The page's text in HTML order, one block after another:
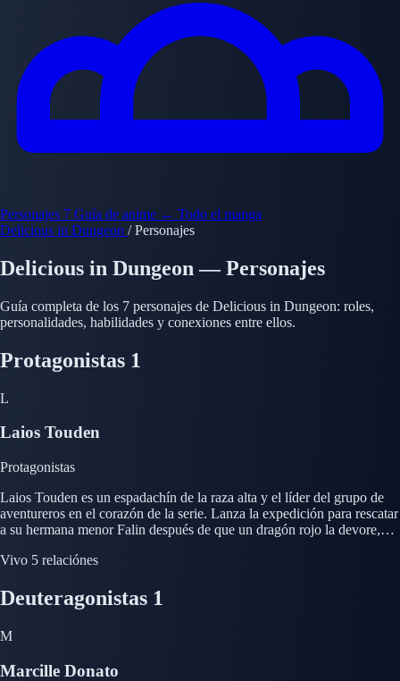
Personajes 7 Guía de anime ← Todo el manga
Delicious in Dungeon / Personajes
Delicious in Dungeon — Personajes
Guía completa de los 7 personajes de Delicious in Dungeon: roles,
personalidades, habilidades y conexiones entre ellos.
Protagonistas 1
L
Laios Touden
Protagonistas
Laios Touden es un espadachín de la raza alta y el líder del grupo de
aventureros en el corazón de la serie. Lanza la expedición para rescatar
a su hermana menor Falin después de que un dragón rojo la devore,
céntimo. Estoico, socialmente torpe e infinitamente sincero, Laios se
lo convierte en el único miembro del grupo realmente entusiasmado
con comerse a las criaturas que combaten. Su curiosidad, su falta de
a través de los peligros crecientes de la mazmorra mientras él se
Vivo 5 relaciónes
Deuteragonistas 1
M
Marcille Donato